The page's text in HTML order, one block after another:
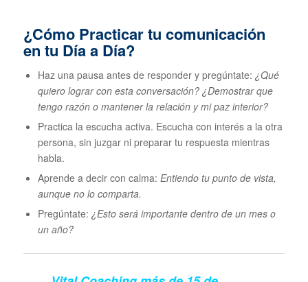
¿Cómo Practicar tu comunicación
en tu Día a Día?
Haz una pausa antes de responder y pregúntate: ¿Qué
quiero lograr con esta conversación? ¿Demostrar que
tengo razón o mantener la relación y mi paz interior?
Practica la escucha activa. Escucha con interés a la otra
persona, sin juzgar ni preparar tu respuesta mientras
habla.
Aprende a decir con calma: Entiendo tu punto de vista,
aunque no lo comparta.
Pregúntate: ¿Esto será importante dentro de un mes o
un año?